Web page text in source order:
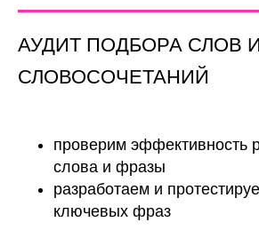
АУДИТ ПОДБОРА СЛОВ И
СЛОВОСОЧЕТАНИЙ
проверим эффективность
слова и фразы
разработаем и
ключевых фраз